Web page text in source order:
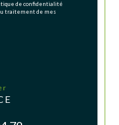
de confidentialité
traitement de mes